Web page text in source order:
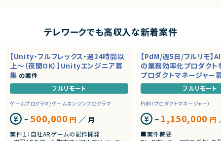
テレワークでも高収入な新着案件
【Unity・フルフレックス・週24時間以
上～（夜間OK）】Unityエンジニア募
集 の案件
フルリモート
ゲームプログラマ/ゲームエンジンプログラマ
~ 500,000 円 ／ 月
案件１：自社ARゲームの試作開発
【PdM/週5日/フルリモ】
の業務効率化プロダクト
プロダクトマネージャー
フルリモート
PdM（プロダクトマネージャー）
~ 1,150,000 円
■案件概要